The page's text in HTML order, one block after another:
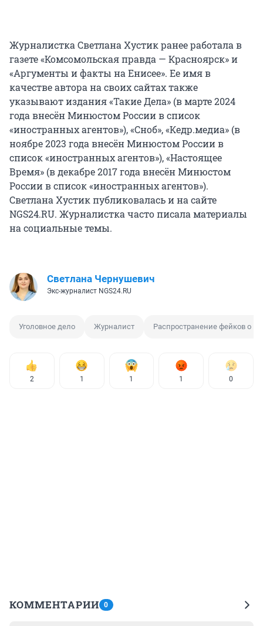
Журналистка Светлана Хустик ранее работала в
газете «Комсомольская правда — Красноярск» и
«Аргументы и факты на Енисее». Ее имя в
качестве автора на своих сайтах также
указывают издания «Такие Дела» (в марте 2024
года внесён Минюстом России в список
«иностранных агентов»), «Сноб», «Кедр.медиа» (в
ноябре 2023 года внесён Минюстом России в
список «иностранных агентов»), «Настоящее
Время» (в декабре 2017 года внесён Минюстом
России в список «иностранных агентов»).
Светлана Хустик публиковалась и на сайте
NGS24.RU. Журналистка часто писала материалы
на социальные темы.
Светлана Чернушевич
Экс-журналист NGS24.RU
Уголовное дело Журналист Распространение фейков о
2 1 1 1 0
КОММЕНТАРИИ 0